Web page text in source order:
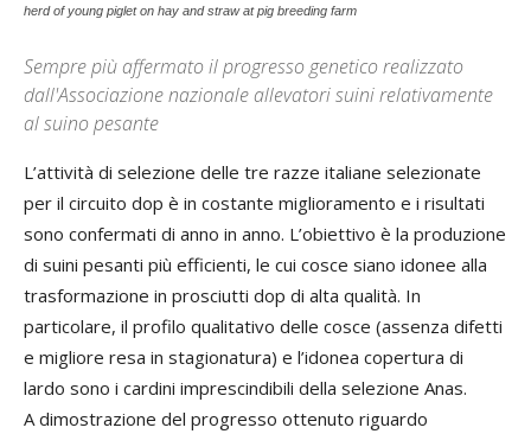
herd of young piglet on hay and straw at pig breeding farm
Sempre più affermato il progresso genetico realizzato
dall'Associazione nazionale allevatori suini relativamente
al suino pesante
L’attività di selezione delle tre razze italiane selezionate
per il circuito dop è in costante miglioramento e i risultati
sono confermati di anno in anno. L’obiettivo è la produzione
di suini pesanti più efficienti, le cui cosce siano idonee alla
trasformazione in prosciutti dop di alta qualità. In
particolare, il profilo qualitativo delle cosce (assenza difetti
e migliore resa in stagionatura) e l’idonea copertura di
lardo sono i cardini imprescindibili della selezione Anas.
A dimostrazione del progresso ottenuto riguardo